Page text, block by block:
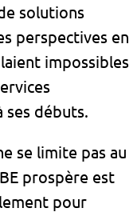
solutions
perspectives en
impossibles
ses débuts.
se limite pas au
prospère est
pour